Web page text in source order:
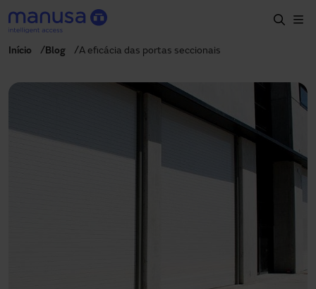
Passar para o conteúdo principal
Produtos e setores
Especificação
Início Blog A eficácia das portas seccionais